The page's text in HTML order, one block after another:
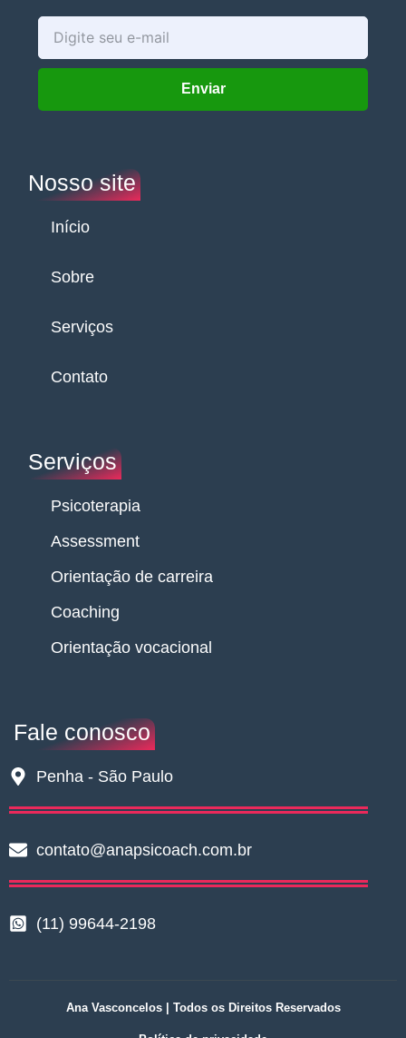
your
email
Enviar
Nosso site
Início
Sobre
Serviços
Contato
Serviços
Psicoterapia
Assessment
Orientação de carreira
Coaching
Orientação vocacional
Fale conosco
Penha - São Paulo
contato@anapsicoach.com.br
(11) 99644-2198
Ana Vasconcelos | Todos os Direitos Reservados